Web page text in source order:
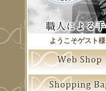
ようこそゲスト様